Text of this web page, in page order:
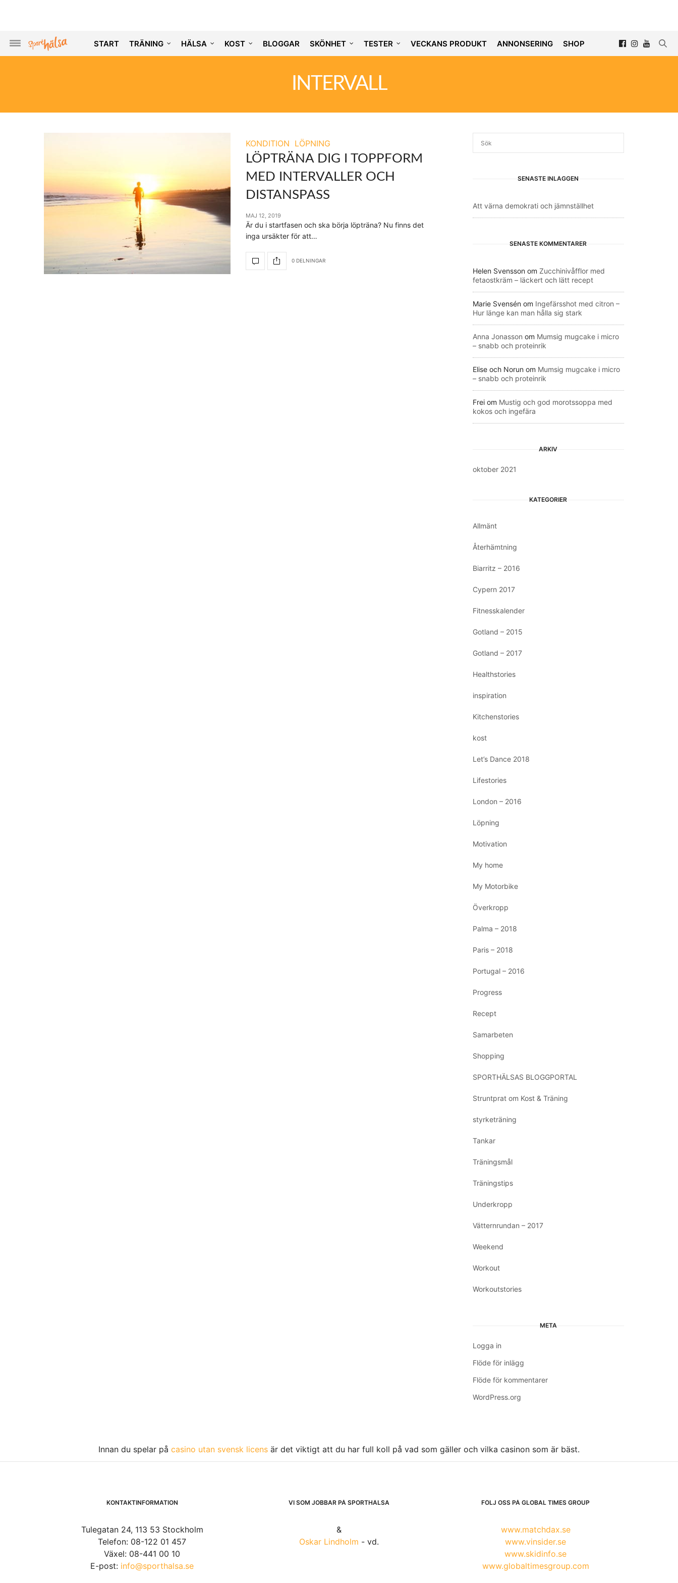
START TRÄNING HÄLSA KOST BLOGGAR SKÖNHET TESTER VECKANS PRODUKT ANNONSERING SHOP
INTERVALL
KONDITION LÖPNING
LÖPTRÄNA DIG I TOPPFORM
MED INTERVALLER OCH
DISTANSPASS
MAJ 12, 2019
Är du i startfasen och ska börja löpträna? Nu finns det
inga ursäkter för att…
0 DELNINGAR
SENASTE INLÄGGEN
Att värna demokrati och jämnställhet
SENASTE KOMMENTARER
Helen Svensson om Zucchinivåfflor med
fetaostkräm – läckert och lätt recept
Marie Svensén om Ingefärsshot med citron –
Hur länge kan man hålla sig stark
Anna Jonasson om Mumsig mugcake i micro
– snabb och proteinrik
Elise och Norun om Mumsig mugcake i micro
– snabb och proteinrik
Frei om Mustig och god morotssoppa med
kokos och ingefära
ARKIV
oktober 2021
KATEGORIER
Allmänt
Återhämtning
Biarritz – 2016
Cypern 2017
Fitnesskalender
Gotland – 2015
Gotland – 2017
Healthstories
inspiration
Kitchenstories
kost
Let’s Dance 2018
Lifestories
London – 2016
Löpning
Motivation
My home
My Motorbike
Överkropp
Palma – 2018
Paris – 2018
Portugal – 2016
Progress
Recept
Samarbeten
Shopping
SPORTHÄLSAS BLOGGPORTAL
Struntprat om Kost & Träning
styrketräning
Tankar
Träningsmål
Träningstips
Underkropp
Vätternrundan – 2017
Weekend
Workout
Workoutstories
META
Logga in
Flöde för inlägg
Flöde för kommentarer
WordPress.org
Innan du spelar på casino utan svensk licens är det viktigt att du har full koll på vad som gäller och vilka casinon som är bäst.
KONTAKTINFORMATION
Tulegatan 24, 113 53 Stockholm
Telefon: 08-122 01 457
Växel: 08-441 00 10
E-post: info@sporthalsa.se
VI SOM JOBBAR PÅ SPORTHÄLSA
&
Oskar Lindholm - vd.
FÖLJ OSS PÅ GLOBAL TIMES GROUP
www.matchdax.se
www.vinsider.se
www.skidinfo.se
www.globaltimesgroup.com